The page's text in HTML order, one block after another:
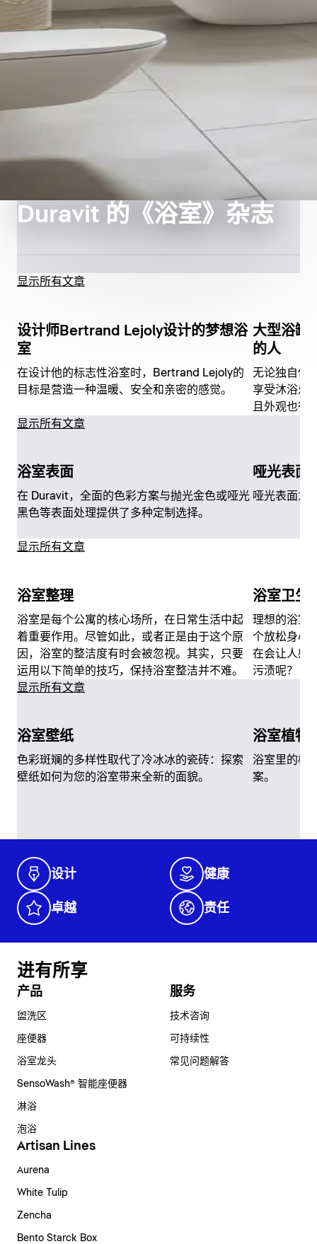
Duravit 的《浴室》杂志
显示所有文章
设计师Bertrand Lejoly设计的梦想浴
室
在设计他的标志性浴室时，Bertrand Lejoly的
目标是营造一种温暖、安全和亲密的感觉。
大型浴缸
的人
无论独自使
享受沐浴乐
且外观也很
显示所有文章
浴室表面
在 Duravit，全面的色彩方案与抛光金色或哑光
黑色等表面处理提供了多种定制选择。
哑光表面
哑光表面为
显示所有文章
浴室整理
浴室是每个公寓的核心场所，在日常生活中起
着重要作用。尽管如此，或者正是由于这个原
因，浴室的整洁度有时会被忽视。其实，只要
运用以下简单的技巧，保持浴室整洁并不难。
浴室卫生
理想的浴室
个放松身心
在会让人感
污渍呢？
显示所有文章
浴室壁纸
色彩斑斓的多样性取代了冷冰冰的瓷砖：探索
壁纸如何为您的浴室带来全新的面貌。
浴室植物
浴室里的植
案。
设计 健康
卓越 责任
进有所享
产品
盥洗区
座便器
浴室龙头
SensoWash® 智能座便器
淋浴
泡浴
服务
技术咨询
可持续性
常见问题解答
Artisan Lines
Aurena
White Tulip
Zencha
Bento Starck Box